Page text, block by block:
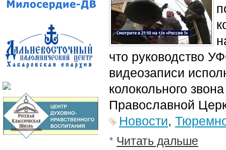
что руководство
видеозаписи
колокольного
Православной
Новости,
Читать дальше